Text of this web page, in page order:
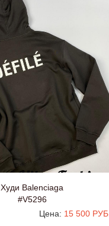
Худи Balenciaga
#V5296
Цена: 15 500 РУБ.